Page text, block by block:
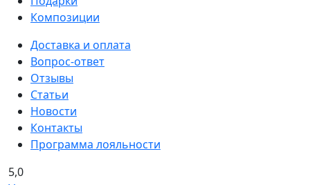
Композиции
Доставка и оплата
Вопрос-ответ
Отзывы
Статьи
Новости
Контакты
Программа лояльности
5,0